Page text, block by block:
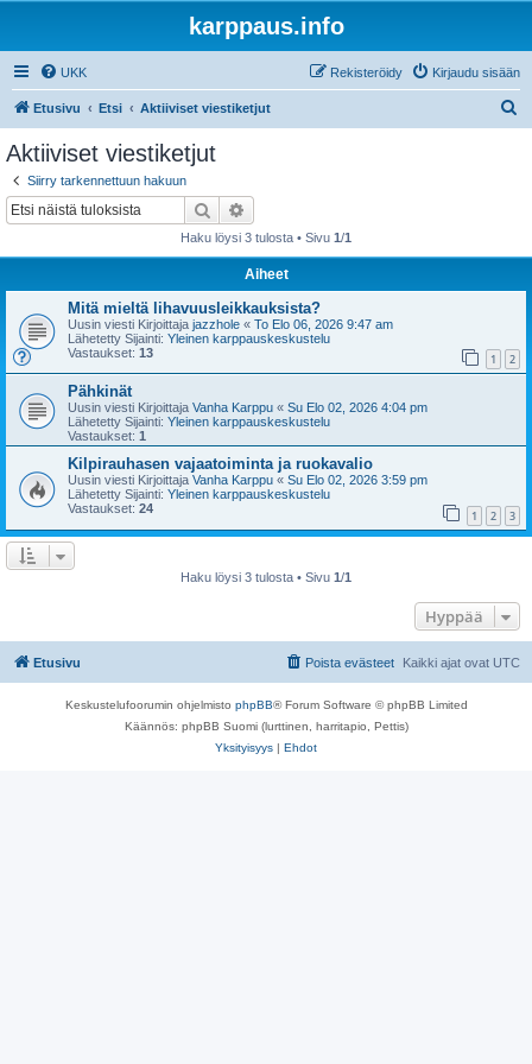
karppaus.info
UKK Kirjaudu sisään
Rekisteröidy
Etusivu Etsi Aktiiviset viestiketjut
Aktiiviset viestiketjut
Siirry tarkennettuun hakuun
Etsi
Haku löysi 3 tulosta • Sivu 1/1
Aiheet
Mitä mieltä lihavuusleikkauksista?
Uusin viesti Kirjoittaja jazzhole « To Elo 06, 2026 9:47 am
Lähetetty Sijainti: Yleinen karppauskeskustelu
Vastaukset: 13 1 2
Pähkinät
Uusin viesti Kirjoittaja Vanha Karppu « Su Elo 02, 2026 4:04 pm
Lähetetty Sijainti: Yleinen karppauskeskustelu
Vastaukset: 1
Kilpirauhasen vajaatoiminta ja ruokavalio
Uusin viesti Kirjoittaja Vanha Karppu « Su Elo 02, 2026 3:59 pm
Lähetetty Sijainti: Yleinen karppauskeskustelu
Vastaukset: 24 1 2 3
Haku löysi 3 tulosta • Sivu 1/1
Hyppää
Etusivu Kaikki ajat ovat UTC
Poista evästeet
Keskustelufoorumin ohjelmisto phpBB® Forum Software © phpBB Limited
Käännös: phpBB Suomi (lurttinen, harritapio, Pettis)
Yksityisyys | Ehdot